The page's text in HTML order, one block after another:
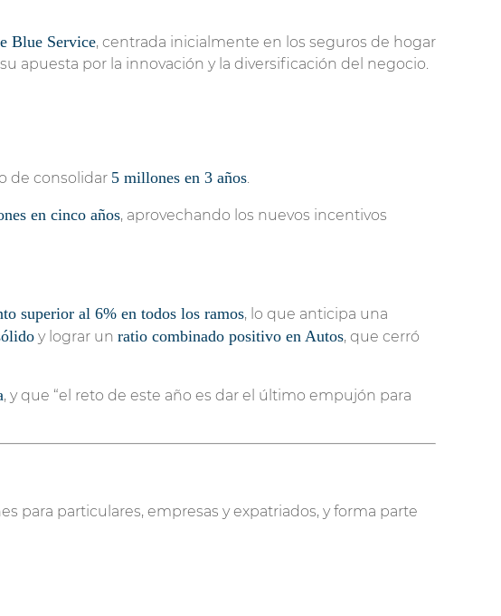
Blue Service, centrada inicialmente en los seguros de hogar
apuesta por la innovación y la diversificación del negocio.
de consolidar 5 millones en 3 años.
en cinco años, aprovechando los nuevos incentivos
superior al 6% en todos los ramos, lo que anticipa una
y lograr un ratio combinado positivo en Autos, que cerró
, y que “el reto de este año es dar el último empujón para
para particulares, empresas y expatriados, y forma parte